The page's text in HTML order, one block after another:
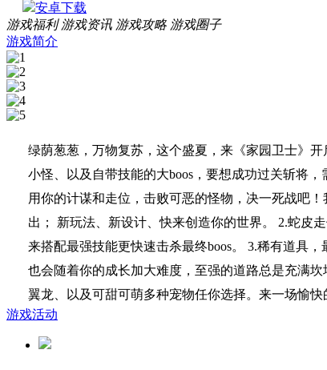
安卓下载
游戏福利 游戏资讯 游戏攻略 游戏圈子
游戏简介
绿荫葱葱，万物复苏，这个盛夏，来《家园卫士》
小怪、以及自带技能的大boos，要想成功过关斩将
用你的计谋和走位，击败可恶的怪物，决一死战吧
出； 新玩法、新设计、快来创造你的世界。 2.蛇皮
来搭配最强技能更快速击杀最终boos。 3.稀有道具
也会随着你的成长加大难度，至强的道路总是充满
翼龙、以及可甜可萌多种宠物任你选择。来一场愉快
游戏活动